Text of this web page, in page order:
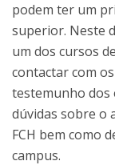
podem ter um
superior. Neste
um dos cursos
contactar com
testemunho dos
dúvidas sobre o
FCH bem como
campus.